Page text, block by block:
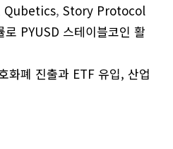
Qubetics, Story Protocol
PYUSD 스테이블코인 활
화폐 진출과 ETF 유입, 산업